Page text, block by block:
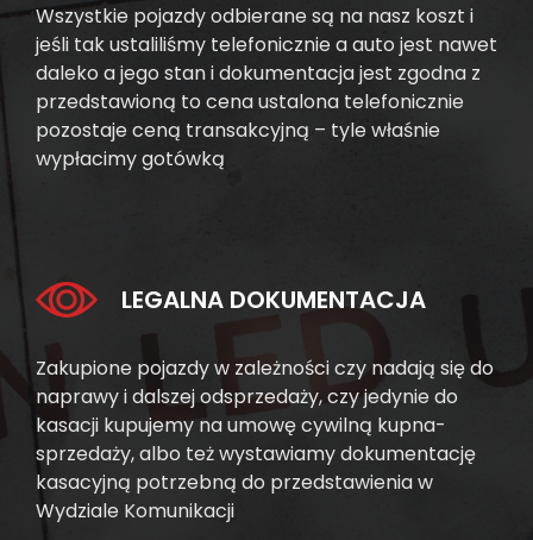
Wszystkie pojazdy odbierane są na nasz koszt i
jeśli tak ustaliliśmy telefonicznie a auto jest nawet
daleko a jego stan i dokumentacja jest zgodna z
przedstawioną to cena ustalona telefonicznie
pozostaje ceną transakcyjną – tyle właśnie
wypłacimy gotówką
LEGALNA DOKUMENTACJA
Zakupione pojazdy w zależności czy nadają się do
naprawy i dalszej odsprzedaży, czy jedynie do
kasacji kupujemy na umowę cywilną kupna-
sprzedaży, albo też wystawiamy dokumentację
kasacyjną potrzebną do przedstawienia w
Wydziale Komunikacji